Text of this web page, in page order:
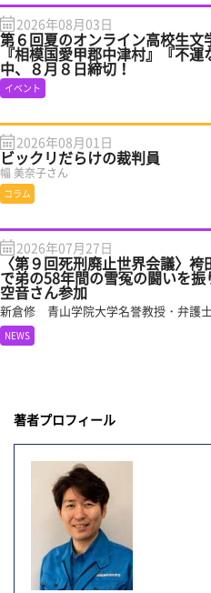
2026年08月03日
第６回夏のオンライン高校生
『相模国愛甲郡中津村』『不
中、８月８日締切！
イベント
2026年08月01日
ビックリだらけの裁判員
幅 美奈子さん
コラム
2026年07月27日
〈第９回死刑廃止世界会議〉
で弟の58年間の雪冤の闘いを
空音さん参加
新倉修 青山学院大学名誉教授・弁護
NEWS
著者プロフィール